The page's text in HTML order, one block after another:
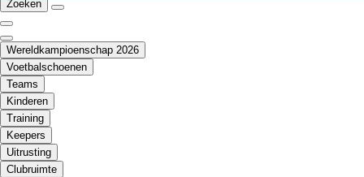
Zoeken
Wereldkampioenschap 2026
Voetbalschoenen
Teams
Kinderen
Training
Keepers
Uitrusting
Clubruimte